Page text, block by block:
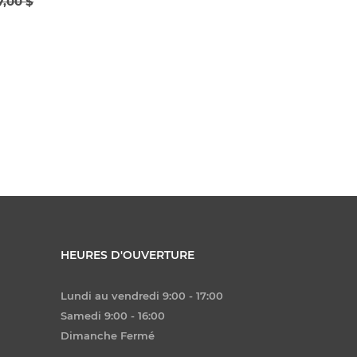
HEURES D'OUVERTURE
Lundi au vendredi 9:00 - 17:00
Samedi 9:00 - 16:00
Dimanche Fermé